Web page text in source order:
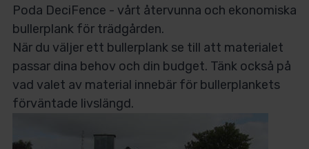
Poda DeciFence - vårt återvunna och ekonomiska
bullerplank för trädgården.
När du väljer ett bullerplank se till att materialet
passar dina behov och din budget. Tänk också på
vad valet av material innebär för bullerplankets
förväntade livslängd.